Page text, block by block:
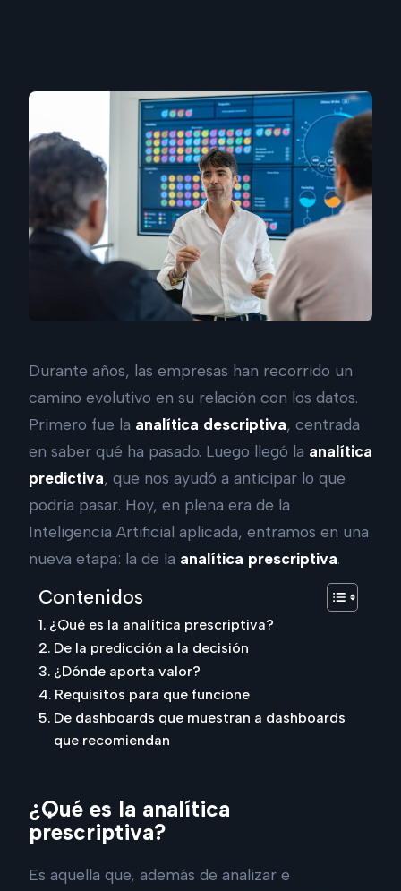
Durante años, las empresas han recorrido un
camino evolutivo en su relación con los datos.
Primero fue la analítica descriptiva, centrada
en saber qué ha pasado. Luego llegó la analítica
predictiva, que nos ayudó a anticipar lo que
podría pasar. Hoy, en plena era de la
Inteligencia Artificial aplicada, entramos en una
nueva etapa: la de la analítica prescriptiva.
Contenidos
¿Qué es la analítica prescriptiva?
De la predicción a la decisión
¿Dónde aporta valor?
Requisitos para que funcione
De dashboards que muestran a dashboards
que recomiendan
¿Qué es la analítica
prescriptiva?
Es aquella que, además de analizar e